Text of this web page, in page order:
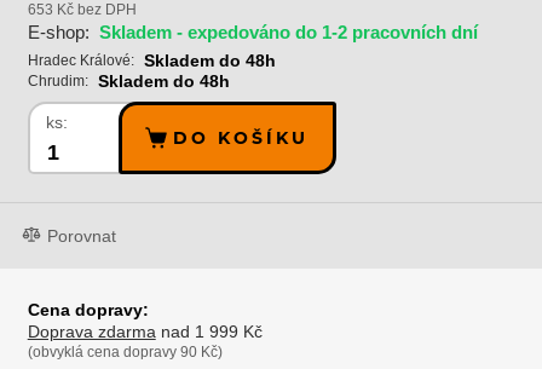
653 Kč bez DPH
E-shop: Skladem - expedováno do 1-2 pracovních dní
Hradec Králové: Skladem do 48h
Chrudim: Skladem do 48h
ks:
DO KOŠÍKU
Porovnat
Cena dopravy:
Doprava zdarmanad 1 999 Kč
(obvyklá cena dopravy 90 Kč)